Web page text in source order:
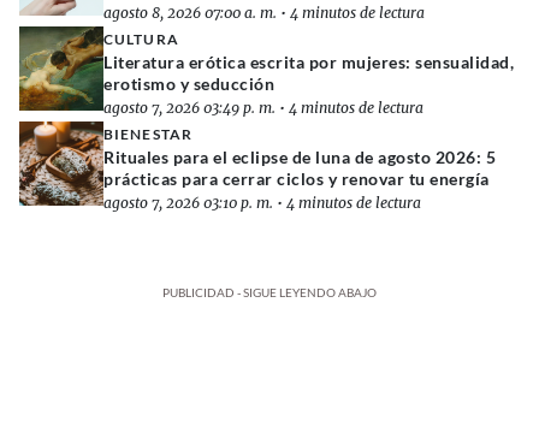
agosto 8, 2026 07:00 a. m. • 4 minutos de lectura
CULTURA
Literatura erótica escrita por mujeres: sensualidad,
erotismo y seducción
agosto 7, 2026 03:49 p. m. • 4 minutos de lectura
BIENESTAR
Rituales para el eclipse de luna de agosto 2026: 5
prácticas para cerrar ciclos y renovar tu energía
agosto 7, 2026 03:10 p. m. • 4 minutos de lectura
PUBLICIDAD - SIGUE LEYENDO ABAJO